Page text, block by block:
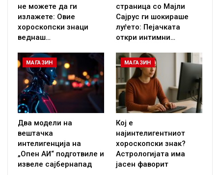
не можете да ги
излажете: Овие
хороскопски знаци
веднаш…
страница со Мајли
Сајрус ги шокираше
луѓето: Пејачката
откри интимни…
МАГАЗИН
Два модели на
вештачка
интелигенција на
„Опен АИ“ подготвиле и
извеле сајбернапад
МАГАЗИН
Кој е
најинтелигентниот
хороскопски знак?
Астрологијата има
јасен фаворит